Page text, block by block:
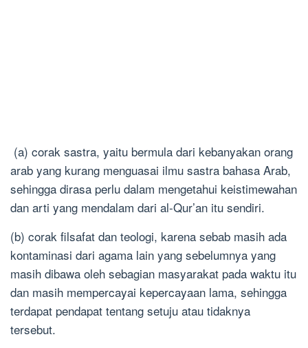
(a) corak sastra, yaitu bermula dari kebanyakan orang
arab yang kurang menguasai ilmu sastra bahasa Arab,
sehingga dirasa perlu dalam mengetahui keistimewahan
dan arti yang mendalam dari al-Qur’an itu sendiri.
(b) corak filsafat dan teologi, karena sebab masih ada
kontaminasi dari agama lain yang sebelumnya yang
masih dibawa oleh sebagian masyarakat pada waktu itu
dan masih mempercayai kepercayaan lama, sehingga
terdapat pendapat tentang setuju atau tidaknya
tersebut.